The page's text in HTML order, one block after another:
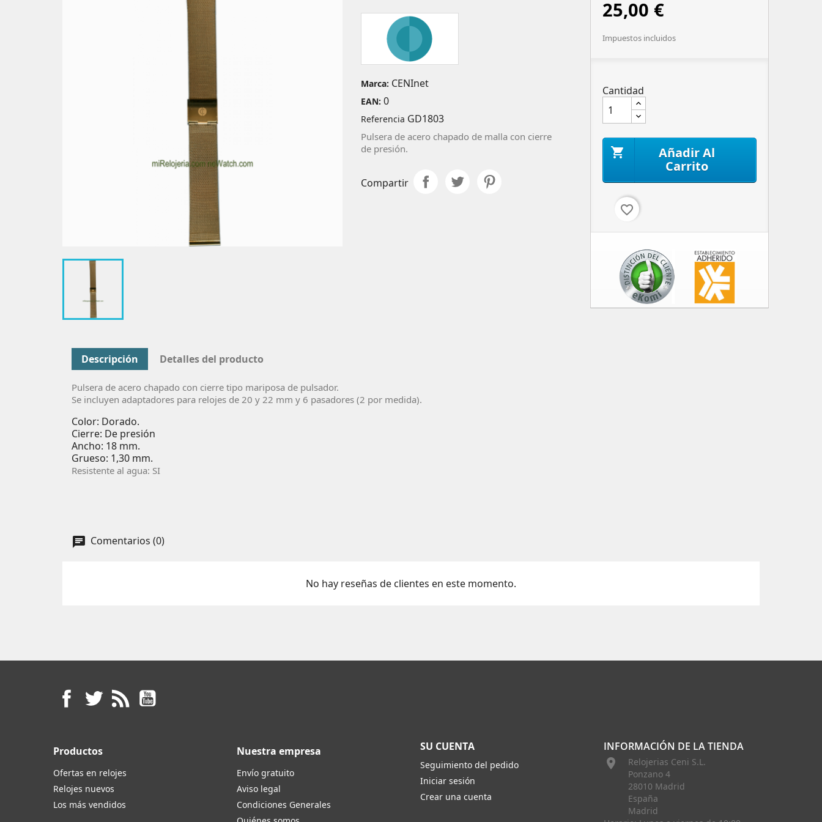
Marca: CENInet
EAN: 0
Referencia GD1803
Pulsera de acero chapado de malla con cierre
de presión.
Compartir
25,00 €
Impuestos incluidos
Cantidad

Añadir Al
Carrito
favorite_border
Descripción Detalles del producto
Pulsera de acero chapado con cierre tipo mariposa de pulsador.
Se incluyen adaptadores para relojes de 20 y 22 mm y 6 pasadores (2 por medida).
Color: Dorado.
Cierre: De presión
Ancho: 18 mm.
Grueso: 1,30 mm.
Resistente al agua: SI
Comentarios (0)
No hay reseñas de clientes en este momento.
Facebook
Twitter Rss
Productos
Ofertas en relojes
Relojes nuevos
Los más vendidos
Nuestra empresa
Envío gratuito
Aviso legal
Condiciones Generales
SU CUENTA
Seguimiento del pedido
Iniciar sesión
Crear una cuenta
INFORMACIÓN DE LA TIENDA

Relojerias Ceni S.L.
Ponzano 4
28010 Madrid
España
Madrid